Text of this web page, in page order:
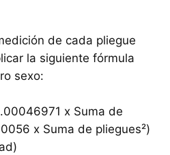
de cada pliegue
la siguiente fórmula
sexo:
x Suma de
x Suma de pliegues²)